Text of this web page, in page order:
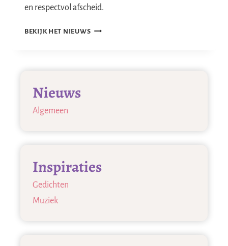
en respectvol afscheid.
BEKIJK HET NIEUWSEEN
Nieuws
Algemeen
Inspiraties
Gedichten
Muziek